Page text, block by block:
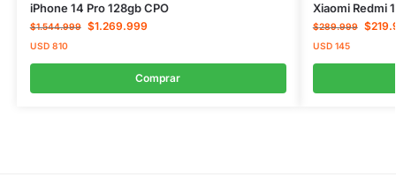
iPhone 14 Pro 128gb CPO
$1.544.999 $1.269.999
USD810
Comprar
Xiaomi Redmi
$289.999 $
USD145